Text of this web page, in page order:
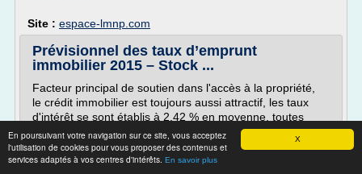
X
En poursuivant votre navigation sur ce site, vous acceptez
l'utilisation de cookies pour vous proposer des contenus et
services adaptés à vos centres d'intérêts. En savoir plus
Site : espace-lmnp.com
Prévisionnel des taux d’emprunt
immobilier 2015 – Stock ...
Facteur principal de soutien dans l'accès à la propriété,
le crédit immobilier est toujours aussi attractif, les taux
d'intérêt se sont établis à 2,42 % en moyenne, toutes
durées d'emprunt confondues, au dernier trimestre 2014.
Il semblerait que la baisse des taux d'intérêt immobilier se
poursuive en 2015. Cette tendance baissière a permis